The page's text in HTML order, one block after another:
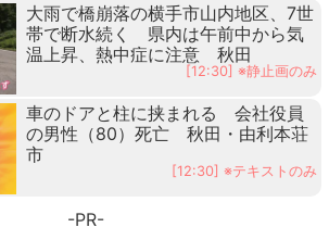
大雨で橋崩落の横手市山内地区、7世
帯で断水続く 県内は午前中から気
温上昇、熱中症に注意 秋田
[12:30] ※静止画のみ
車のドアと柱に挟まれる 会社役員
の男性（80）死亡 秋田・由利本荘
市
[12:30] ※テキストのみ
-PR-